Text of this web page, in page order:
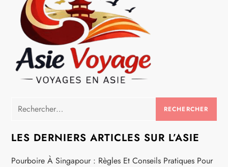
Rechercher :
LES DERNIERS ARTICLES SUR L’ASIE
Pourboire À Singapour : Règles Et Conseils Pratiques Pour